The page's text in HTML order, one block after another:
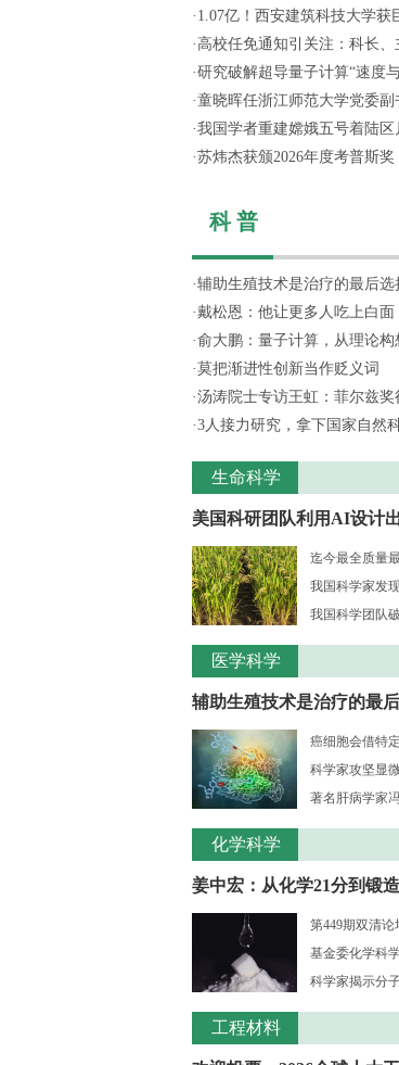
· 1.07亿！西安建筑科技大学获
· 高校任免通知引关注：科长
·研究破解超导量子计算“速度
·童晓晖任浙江师范大学党委副
·我国学者重建嫦娥五号着陆区
·苏炜杰获颁2026年度考普斯奖
科 普
·辅助生殖技术是治疗的最后
·戴松恩：他让更多人吃上白面
·俞大鹏：量子计算，从理论
·莫把渐进性创新当作贬义词
·汤涛院士专访王虹：菲尔兹奖
·3人接力研究，拿下国家自然
生命科学
美国科研团队利用AI设计
迄今最全质量
我国科学家发
我国科学团队
医学科学
辅助生殖技术是治疗的最
癌细胞会借特
科学家攻坚显
著名肝病学家
化学科学
姜中宏：从化学21分到锻
第449期双清论
基金委化学科
科学家揭示分
工程材料